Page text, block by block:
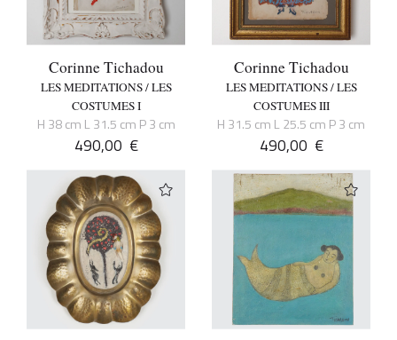
Corinne Tichadou
LES MEDITATIONS / LES
COSTUMES I
H 38 cm L 31.5 cm P 3 cm
490,00 €
Corinne Tichadou
LES MEDITATIONS / LES
COSTUMES III
H 31.5 cm L 25.5 cm P 3 cm
490,00 €